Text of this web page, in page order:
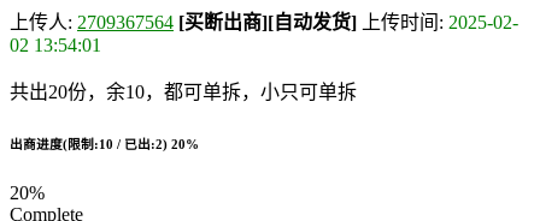
上传人: 2709367564 [买断出商][自动发货] 上传时间: 2025-02-
02 13:54:01
共出20份，余10，都可单拆，小只可单拆
出商进度(限制:10 / 已出:2) 20%
20%
Complete